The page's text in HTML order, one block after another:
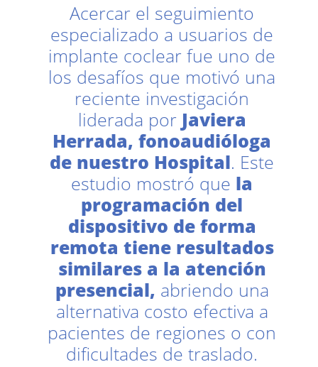
Acercar el seguimiento
especializado a usuarios de
implante coclear fue uno de
los desafíos que motivó una
reciente investigación
liderada por Javiera
Herrada, fonoaudióloga
de nuestro Hospital. Este
estudio mostró que la
programación del
dispositivo de forma
remota tiene resultados
similares a la atención
presencial, abriendo una
alternativa costo efectiva a
pacientes de regiones o con
dificultades de traslado.